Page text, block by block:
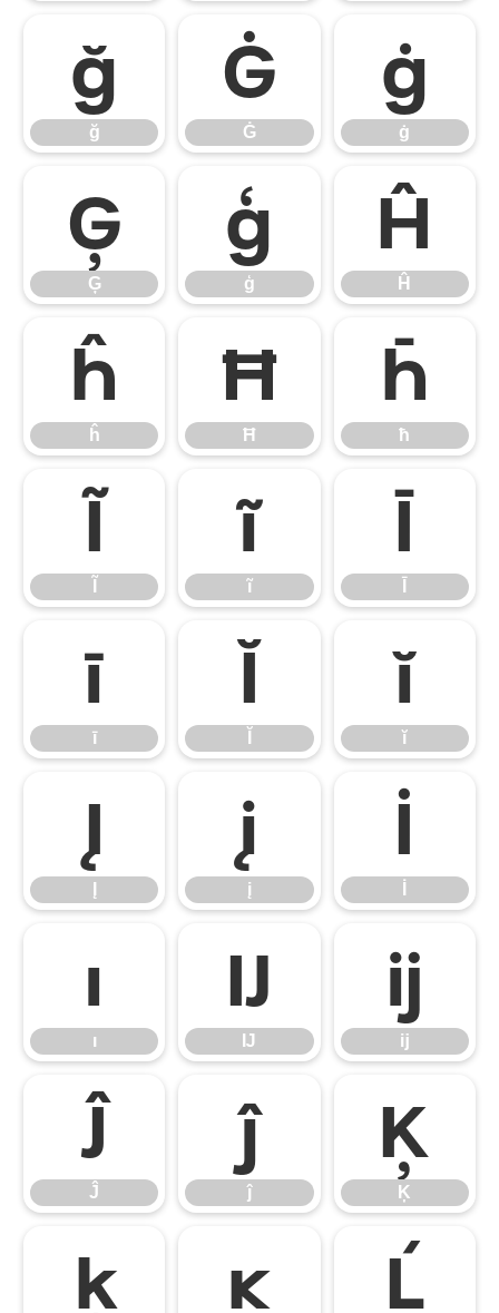
ğ
ğ
Ġ
Ġ
ġ
ġ
Ģ
Ģ
ģ
ģ
Ĥ
Ĥ
ĥ
ĥ
Ħ
Ħ
ħ
ħ
ĩ
ĩ
ī
ī
ĭ
ĭ
į
į
ı
ı
Ĳ
Ĳ
ĳ
ĳ
Ĵ
Ĵ
ĵ
ĵ
Ķ
Ķ
ķ ĸ